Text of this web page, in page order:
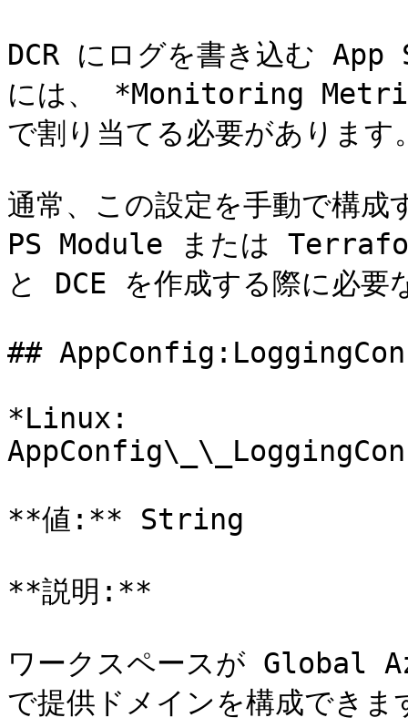
DCR にログを書き込む
には、 *Monitoring
で割り当てる必要があります
通常、この設定を手動で構成
PS Module または
と DCE を作成する際に必要
##
*Linux:
**値:** String
**説明:**
ワークスペースが Global
で提供ドメインを構成でき